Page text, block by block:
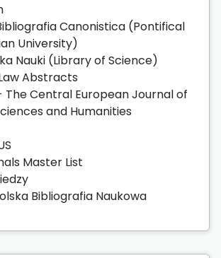
Canonistica (Pontifical
University)
Nauki (Library of Science)
Abstracts
The Central European Journal of
and Humanities
Master List
Bibliografia Naukowa